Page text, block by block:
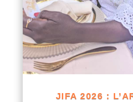
JIFA 2026 :